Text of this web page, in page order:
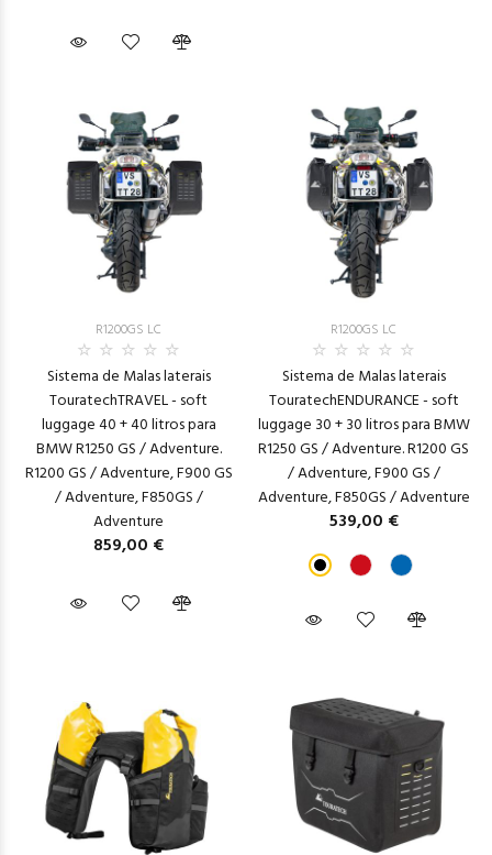
R1200GS LC
Sistema de Malas laterais
TouratechTRAVEL - soft
luggage 40 + 40 litros para
BMW R1250 GS / Adventure.
R1200 GS / Adventure, F900 GS
/ Adventure, F850GS /
Adventure
859,00 €
R1200GS LC
Sistema de Malas laterais
TouratechENDURANCE - soft
luggage 30 + 30 litros para BMW
R1250 GS / Adventure. R1200 GS
/ Adventure, F900 GS /
Adventure, F850GS / Adventure
539,00 €